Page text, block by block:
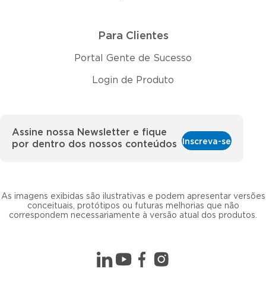
Para Clientes
Portal Gente de Sucesso
Login de Produto
As imagens exibidas são ilustrativas e podem apresentar versões
conceituais, protótipos ou futuras melhorias que não
correspondem necessariamente à versão atual dos produtos.
Assine nossa Newsletter e fique
por dentro dos nossos conteúdos
Inscreva-se